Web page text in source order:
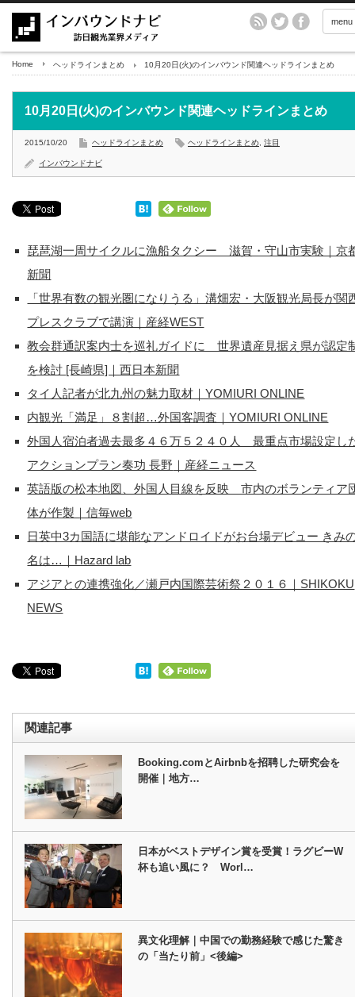
menu
Home ヘッドラインまとめ 10月20日(火)のインバウンド関連ヘッドラインまとめ
10月20日(火)のインバウンド関連ヘッドラインまとめ
2015/10/20 ヘッドラインまとめ ヘッドラインまとめ 注目
インバウンドナビ
琵琶湖一周サイクルに漁船タクシー 滋賀・守山市実験｜京
新聞
「世界有数の観光圏になりうる」溝畑宏・大阪観光局長が関
プレスクラブで講演｜産経WEST
教会群通訳案内士を巡礼ガイドに 世界遺産見据え県が認定
を検討 [長崎県]｜西日本新聞
タイ人記者が北九州の魅力取材｜YOMIURI ONLINE
内観光「満足」８割超…外国客調査｜YOMIURI ONLINE
外国人宿泊者過去最多４６万５２４０人 最重点市場設定し
アクションプラン奏功 長野 ｜産経ニュース
英語版の松本地図、外国人目線を反映 市内のボランティア
体が作製｜信毎web
日英中3カ国語に堪能なアンドロイドがお台場デビュー きみ
名は…｜Hazard lab
アジアとの連携強化／瀬戸内国際芸術祭２０１６｜SHIKOKU
NEWS
関連記事
Booking.comとAirbnbを招聘した研究会を
開催｜地方…
日本がベストデザイン賞を受賞！ラグビーW
杯も追い風に？ Worl…
異文化理解｜中国での勤務経験で感じた驚き
の「当たり前」<後編>